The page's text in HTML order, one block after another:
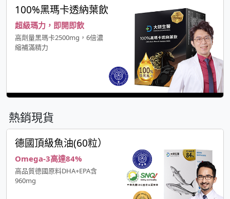
100%黑瑪卡透納葉飲
超級瑪力，即開即飲
高劑量黑瑪卡2500mg，6倍濃
縮補滿精力
熱銷現貨
德國頂級魚油(60粒）
Omega-3高達84%
高品質德國原料DHA+EPA含
960mg